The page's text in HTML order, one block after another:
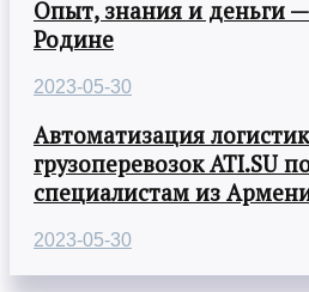
Опыт, знания и деньги
Родине
2023-05-30
Автоматизация
грузоперевозок ATI.SU
специалистам из
2023-05-30